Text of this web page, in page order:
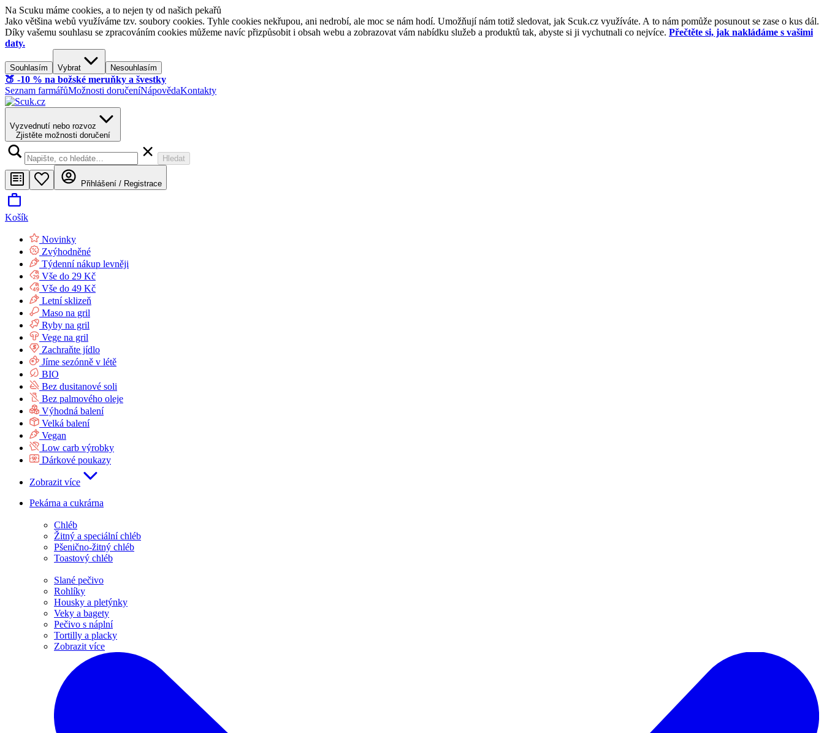
Na Scuku máme cookies, a to nejen ty od našich pekařů
Jako většina webů využíváme tzv. soubory cookies. Tyhle cookies nekřupou, ani nedrobí, ale moc se nám hodí. Umožňují nám totiž sledovat, jak Scuk.cz využíváte. A to nám pomůže posunout se zase o kus dál.
Díky vašemu souhlasu se zpracováním cookies můžeme navíc přizpůsobit i obsah webu a zobrazovat vám nabídku služeb a produktů tak, abyste si ji vychutnali co nejvíce. Přečtěte si, jak nakládáme s vašimi
daty.
Souhlasím Vybrat Nesouhlasím
🍑​ -10 % na božské meruňky a švestky
Seznam farmářůMožnosti doručeníNápovědaKontakty
Vyzvednutí nebo rozvoz
Zjistěte možnosti doručení
Hledat
Přihlášení / Registrace
Košík
Novinky
Zvýhodněné
Týdenní nákup levněji
Vše do 29 Kč
Vše do 49 Kč
Letní sklizeň
Maso na gril
Ryby na gril
Vege na gril
Zachraňte jídlo
Jíme sezónně v létě
BIO
Bez dusitanové soli
Bez palmového oleje
Výhodná balení
Velká balení
Vegan
Low carb výrobky
Dárkové poukazy
Zobrazit více
Pekárna a cukrárna
Chléb
Žitný a speciální chléb
Pšenično-žitný chléb
Toastový chléb
Slané pečivo
Rohlíky
Housky a pletýnky
Veky a bagety
Pečivo s náplní
Tortilly a placky
Zobrazit více